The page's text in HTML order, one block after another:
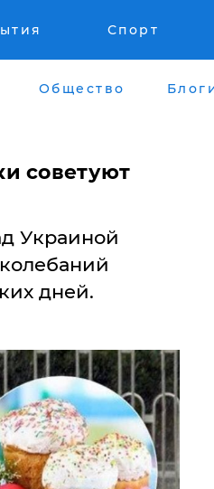
Спорт
Общество
советуют
Украиной
дней.